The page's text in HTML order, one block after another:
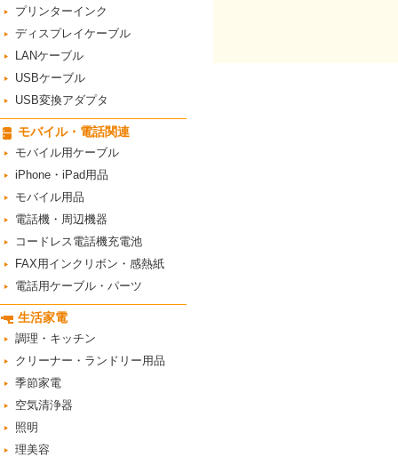
プリンターインク
ディスプレイケーブル
LANケーブル
USBケーブル
USB変換アダプタ
モバイル・電話関連
モバイル用ケーブル
iPhone・iPad用品
モバイル用品
電話機・周辺機器
コードレス電話機充電池
FAX用インクリボン・感熱紙
電話用ケーブル・パーツ
生活家電
調理・キッチン
クリーナー・ランドリー用品
季節家電
空気清浄器
照明
理美容